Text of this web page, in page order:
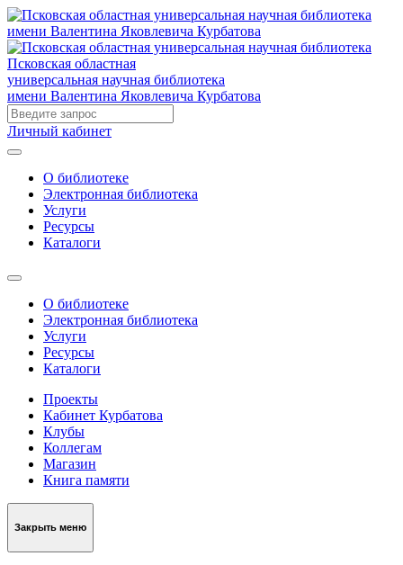
Псковская областная
универсальная научная библиотека
имени Валентина Яковлевича Курбатова
Личный кабинет
О библиотеке
Электронная библиотека
Услуги
Ресурсы
Каталоги
О библиотеке
Электронная библиотека
Услуги
Ресурсы
Каталоги
Проекты
Кабинет Курбатова
Клубы
Коллегам
Магазин
Книга памяти
Закрыть меню